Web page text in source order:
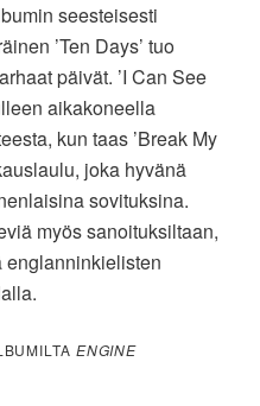
seesteisesti
’Ten Days’ tuo
päivät. ’I Can See
aikakoneella
kun taas ’Break My
joka hyvänä
sovituksina.
myös sanoituksiltaan,
englanninkielisten
ENGINE